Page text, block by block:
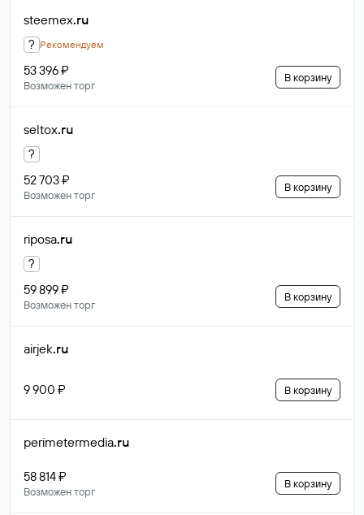
steemex.ru
? Рекомендуем
53 396 ₽
Возможен торг
В корзину
seltox.ru
?
52 703 ₽
Возможен торг
В корзину
riposa.ru
?
59 899 ₽
Возможен торг
В корзину
airjek.ru
9 900 ₽ В корзину
perimetermedia.ru
58 814 ₽
Возможен торг
В корзину